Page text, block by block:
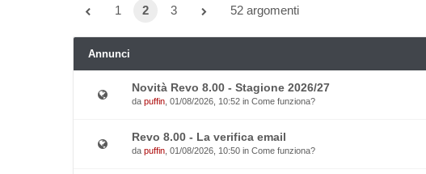
1 2 3 52 argomenti
Annunci
Novità Revo 8.00 - Stagione 2026/27
da puffin , 01/08/2026, 10:52 in Come funziona?
Revo 8.00 - La verifica email
da puffin , 01/08/2026, 10:50 in Come funziona?